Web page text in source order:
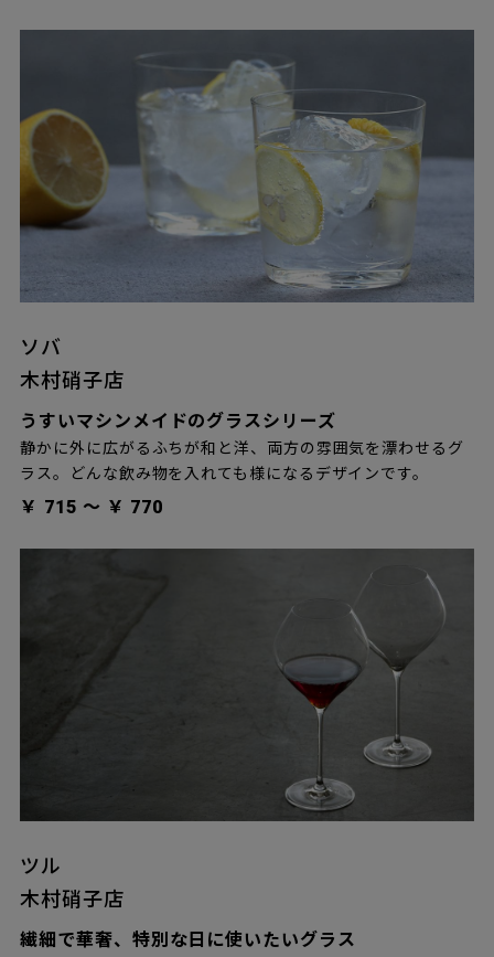
ソバ
木村硝子店
うすいマシンメイドのグラスシリーズ
静かに外に広がるふちが和と洋、両方の雰囲気を漂わせるグ
ラス。どんな飲み物を入れても様になるデザインです。
￥ 715 〜 ￥ 770
ツル
木村硝子店
繊細で華奢、特別な日に使いたいグラス